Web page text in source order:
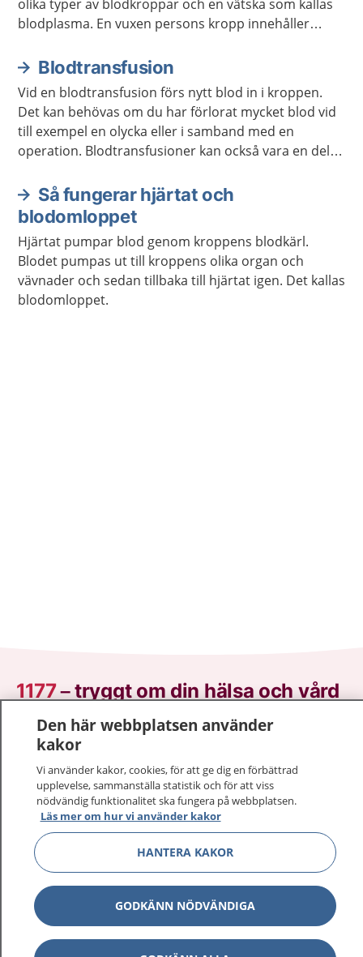
olika typer av blodkroppar och en vätska som kallas
blodplasma. En vuxen persons kropp innehåller
Blodtransfusion
Vid en blodtransfusion förs nytt blod in i kroppen.
Det kan behövas om du har förlorat mycket blod vid
till exempel en olycka eller i samband med en
operation. Blodtransfusioner kan också vara en del i
Så fungerar hjärtat och
blodomloppet
Hjärtat pumpar blod genom kroppens blodkärl.
Blodet pumpas ut till kroppens olika organ och
vävnader och sedan tillbaka till hjärtat igen. Det kallas
blodomloppet.
1177–tryggt om din hälsa och vård
På 1177.se får du råd om hälsa och information om
sjukdomar och vilka mottagningar du kan kontakta.
Logga in för att läsa din journal och göra dina
vårdärenden. Ring telefonnummer 1177 för
sjukvårdsrådgivning dygnet runt.
1177 ger dig råd när du vill må bättre.
1177 på flera språk Visa
Den här webbplatsen använder
kakor
Vi använder kakor, cookies, för att ge dig en förbättrad
upplevelse, sammanställa statistik och för att viss
nödvändig funktionalitet ska fungera på webbplatsen.
Läs mer om hur vi använder kakor
HANTERA KAKOR
GODKÄNN NÖDVÄNDIGA